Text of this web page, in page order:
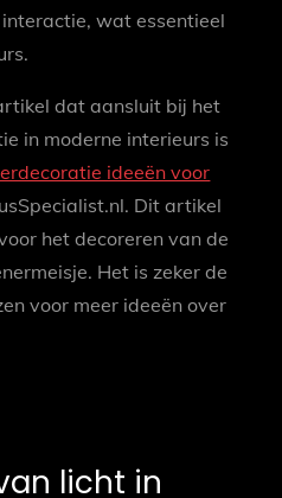
wat essentieel
dat aansluit bij het
in moderne interieurs is
ideeën voor
Dit artikel
het decoreren van de
Het is zeker de
voor meer ideeën over
licht in